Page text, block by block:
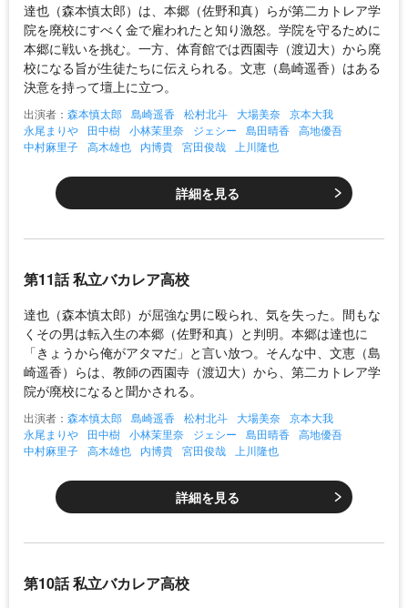
達也（森本慎太郎）は、本郷（佐野和真）らが第二カトレア学
院を廃校にすべく金で雇われたと知り激怒。学院を守るために
本郷に戦いを挑む。一方、体育館では西園寺（渡辺大）から廃
校になる旨が生徒たちに伝えられる。文恵（島崎遥香）はある
決意を持って壇上に立つ。
出演者： 森本慎太郎 島崎遥香 松村北斗 大場美奈 京本大我
永尾まりや
田中樹 小林茉里奈 ジェシー 島田晴香 高地優吾
中村麻里子 高木雄也 内博貴 宮田俊哉 上川隆也
詳細を見る
第11話 私立バカレア高校
達也（森本慎太郎）が屈強な男に殴られ、気を失った。間もな
くその男は転入生の本郷（佐野和真）と判明。本郷は達也に
「きょうから俺がアタマだ」と言い放つ。そんな中、文恵（島
崎遥香）らは、教師の西園寺（渡辺大）から、第二カトレア学
院が廃校になると聞かされる。
出演者： 森本慎太郎 島崎遥香 松村北斗 大場美奈 京本大我
永尾まりや
田中樹 小林茉里奈 ジェシー 島田晴香 高地優吾
中村麻里子 高木雄也 内博貴 宮田俊哉 上川隆也
詳細を見る
第10話 私立バカレア高校